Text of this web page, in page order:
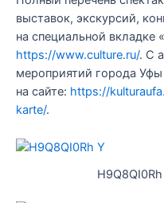
выставок, экскурсий,
на специальной вкладке
https://www.culture.ru/. С
мероприятий города
на сайте: https://
karte/.